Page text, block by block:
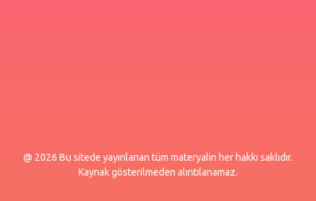
@ 2026 Bu sitede yayınlanan tüm materyalin her hakkı saklıdır.
Kaynak gösterilmeden alıntılanamaz.